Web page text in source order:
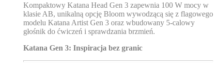
Kompaktowy Katana Head Gen 3 zapewnia 100 W mocy w
klasie AB, unikalną opcję Bloom wywodzącą się z flagowego
modelu Katana Artist Gen 3 oraz wbudowany 5-calowy
głośnik do ćwiczeń i sprawdzania brzmień.
Katana Gen 3: Inspiracja bez granic